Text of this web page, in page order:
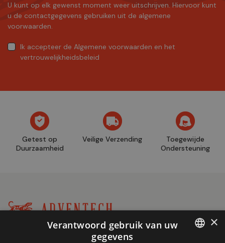
U kunt op elk gewenst moment weer uitschrijven. Hiervoor kunt
u de contactgegevens gebruiken uit de algemene
voorwaarden.
Ik accepteer de Algemene voorwaarden en het
vertrouwelijkheidsbeleid
Getest op
Duurzaamheid
Veilige Verzending
Toegewijde
Ondersteuning
×
Verantwoord gebruik van uw
gegevens